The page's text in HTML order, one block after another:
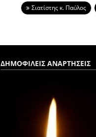
Σιατίστης κ. Παύλος
ΔΗΜΟΦΙΛΕΙΣ ΑΝΑΡΤΗΣΕΙΣ